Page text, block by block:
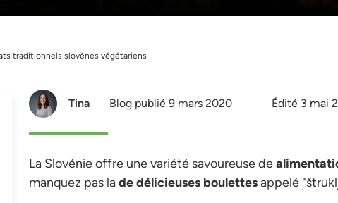
traditionnels slovènes végétariens
Tina Blog publié 9 mars 2020 Édité 3 mai
La Slovénie offre une variété savoureuse de
manquez pas lade délicieuses boulettesappelé